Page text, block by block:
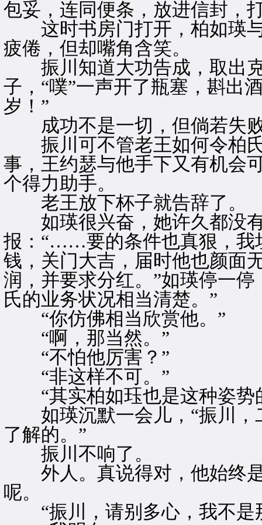
包妥，连同便条，放进信封，
这时书房门打开，柏如瑛与
疲倦，但却嘴角含笑。
振川知道大功告成，取出克
子，“噗”一声开了瓶塞，斟出
岁！”
成功不是一切，但倘若失
振川可不管老王如何令柏氏
事，王约瑟与他手下又有机会
个得力助手。
老王放下杯子就告辞了。
如瑛很兴奋，她许久都没有
报：“……要的条件也真狠，我
钱，关门大吉，届时他也颜面
润，并要求分红。”如瑛停一
氏的业务状况相当清楚。”
“你仿佛相当欣赏他。”
“啊，那当然。”
“不怕他厉害？”
“非这样不可。”
“其实柏如珏也是这种姿势
如瑛沉默一会儿，“振川，
了解的。”
振川不响了。
外人。真说得对，他始终是
呢。
“振川，请别多心，我不是